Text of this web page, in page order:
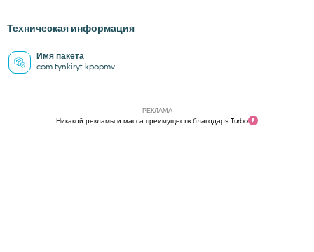
Техническая информация
Имя пакета
com.tynkiryt.kpopmv
РЕКЛАМА
Никакой рекламы и масса преимуществ благодаря Turbo